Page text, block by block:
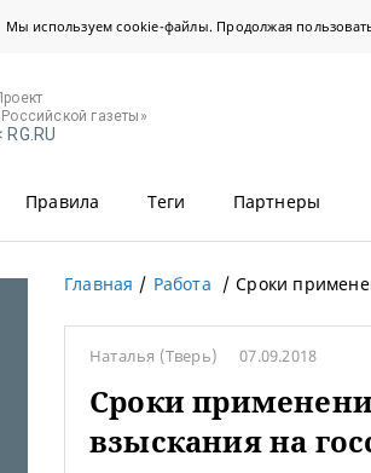
Мы используем cookie-файлы. Продолжая
газеты»
RG.RU
Правила Теги Партнеры
Главная Работа Сроки
Наталья (Тверь) 07.09.2018
Сроки
взыскания на